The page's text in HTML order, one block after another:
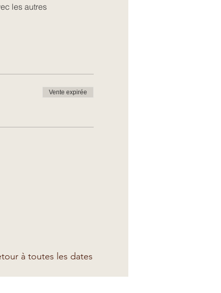
les autres
Vente expirée
à toutes les dates